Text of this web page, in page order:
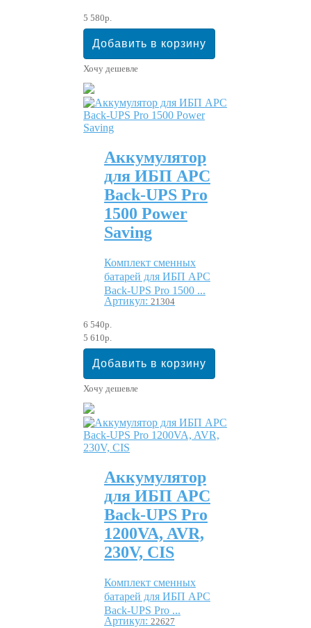
5 580р.
Хочу дешевле
Аккумулятор
для ИБП APC
Back-UPS Pro
1500 Power
Saving
Комплект сменных
батарей для ИБП APC
Back-UPS Pro 1500 ...
Артикул: 21304
6 540р.
5 610р.
Хочу дешевле
Аккумулятор
для ИБП APC
Back-UPS Pro
1200VA, AVR,
230V, CIS
Комплект сменных
батарей для ИБП APC
Back-UPS Pro ...
Артикул: 22627